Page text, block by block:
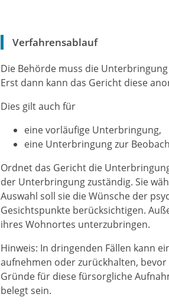
Verfahrensablauf
Die Behörde muss die
Erst dann kann das Gericht diese
Dies gilt auch für
eine vorläufige Unterbringung,
eine Unterbringung zur
Ordnet das Gericht die
der Unterbringung zuständig. Sie
Auswahl soll sie die Wünsche der
Gesichtspunkte berücksichtigen.
ihres Wohnortes unterzubringen.
Hinweis: In dringenden Fällen kann
aufnehmen oder zurückhalten,
Gründe für diese fürsorgliche
belegt sein.